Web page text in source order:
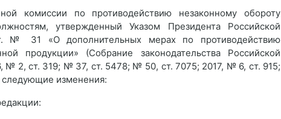
комиссии по противодействию незаконному обороту
утвержденный Указом Президента Российской
№ 31 «О дополнительных мерах по противодействию
продукции» (Собрание законодательства Российской
2, ст. 319; № 37, ст. 5478; № 50, ст. 7075; 2017, № 6, ст. 915;
следующие изменения: